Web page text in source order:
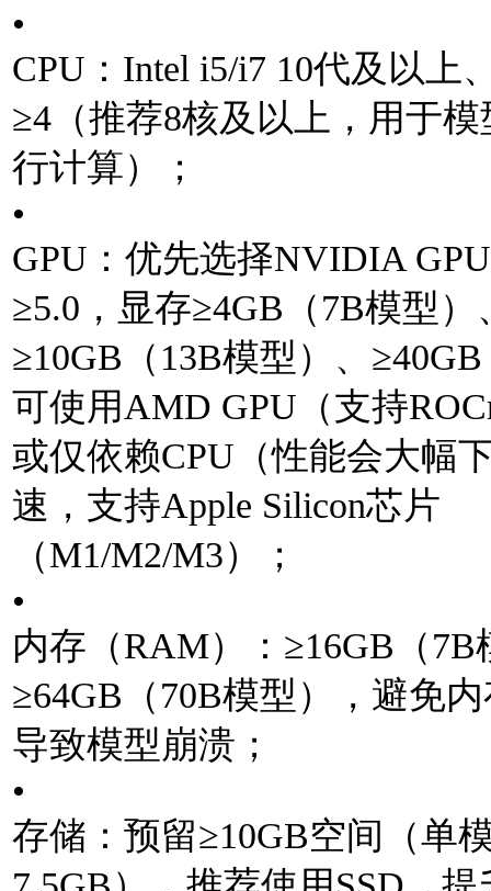
•
CPU：Intel i5/i7 10代及以上
≥4（推荐8核及以上，⽤于模
⾏计算）；
•
GPU：优先选择NVIDIA
≥5.0，显存≥4GB（7B模型）
≥10GB（13B模型）、
可使⽤AMD GPU（⽀持
或仅依赖CPU（性能会⼤幅
速，⽀持Apple Silicon芯⽚
（M1/M2/M3）；
•
内存（RAM）：≥16GB（
≥64GB（70B模型），避免
导致模型崩溃；
•
存储：预留≥10GB空间（单